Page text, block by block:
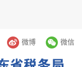
微博 微信